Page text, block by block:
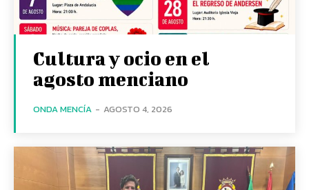
Cultura y ocio en el
agosto menciano
ONDA MENCÍA - AGOSTO 4, 2026